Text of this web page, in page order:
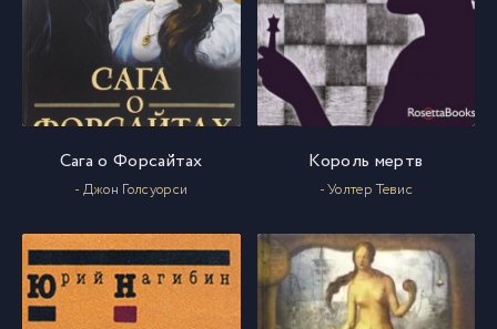
Сага о Форсайтах
- Джон Голсуорси
Король мертв
- Уолтер Тевис